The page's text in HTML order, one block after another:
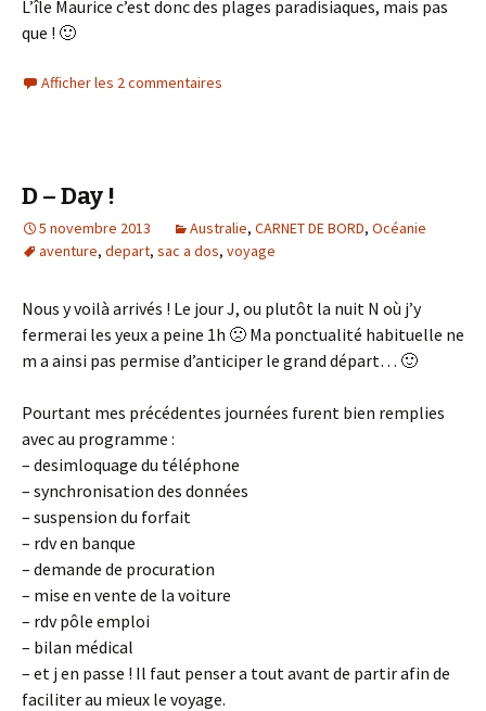
L’île Maurice c’est donc des plages paradisiaques, mais pas
que ! 🙂
Afficher les 2 commentaires
D – Day !
5 novembre 2013 Australie, CARNET DE BORD, Océanie
aventure, depart, sac a dos, voyage
Nous y voilà arrivés ! Le jour J, ou plutôt la nuit N où j’y
fermerai les yeux a peine 1h 🙁 Ma ponctualité habituelle ne
m a ainsi pas permise d’anticiper le grand départ… 🙂
Pourtant mes précédentes journées furent bien remplies
avec au programme :
– desimloquage du téléphone
– synchronisation des données
– suspension du forfait
– rdv en banque
– demande de procuration
– mise en vente de la voiture
– rdv pôle emploi
– bilan médical
– et j en passe ! Il faut penser a tout avant de partir afin de
faciliter au mieux le voyage.